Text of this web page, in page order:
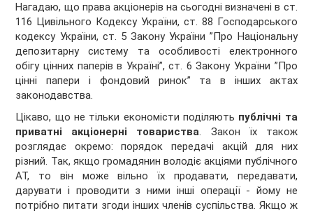
Нагадаю, що права акціонерів на сьогодні визначені в ст.
116 Цивільного Кодексу України, ст. 88 Господарського
кодексу України, ст. 5 Закону України ”Про Національну
депозитарну систему та особливості електронного
обігу цінних паперів в Україні”, ст. 6 Закону України ”Про
цінні папери і фондовий ринок” та в інших актах
законодавства.
Цікаво, що не тільки економісти поділяють публічні та
приватні акціонерні товариства. Закон їх також
розглядає окремо: порядок передачі акцій для них
різний. Так, якщо громадянин володіє акціями публічного
АТ, то він може вільно їх продавати, передавати,
дарувати і проводити з ними інші операції - йому не
потрібно питати згоди інших членів суспільства. Якщо ж